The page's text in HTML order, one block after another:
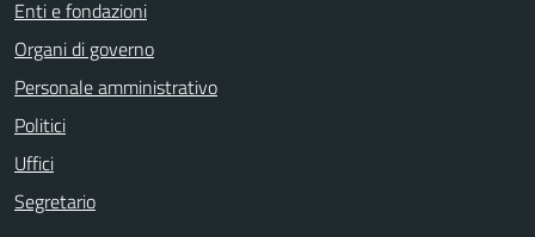
Enti e fondazioni
Organi di governo
Personale amministrativo
Politici
Uffici
Segretario